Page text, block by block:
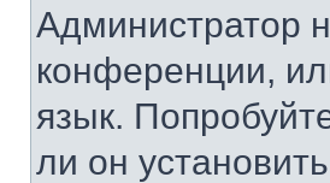
Администратор
конференции,
язык.
ли он